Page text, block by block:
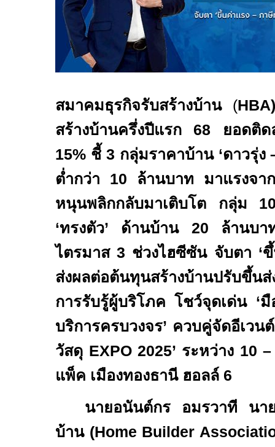
สมาคมธุรกิจรับสร้างบ้าน(HBA
สร้างบ้านครึ่งปีแรก 68 ยอดติด
15% ชี้3 กลุ่มราคาบ้าน‘ดาวรุ่ง
ต่ำกว่า 10 ล้านบาท มาแรงจา
หนุนพลิกกลับมาเติบโต กลุ่ม
‘ทรงตัว’ ด้านบ้าน 20 ล้านบ
ไตรมาส3 ช่วงไฮซีซัน จับตา ‘
ส่งผลต่อต้นทุนสร้างบ้านปรับขึ้น
การรับรู้ผู้บริโภค โชว์จุดเด่น ‘มื
บริการครบวงจร’ ควบคู่จัดอีเวน
วัสดุ EXPO 2025’ ระหว่าง 10
แพ็ค เมืองทองธานี ฮอลล์ 6
นายอนันต์กร อมรวาที นา
บ้าน (Home Builder